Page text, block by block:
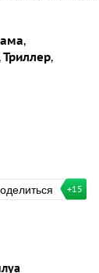
,
Триллер,
+15